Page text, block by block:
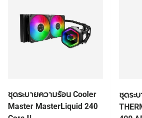
ชุดระบายความร้อน Cooler
Master MasterLiquid 240
ชุดระ